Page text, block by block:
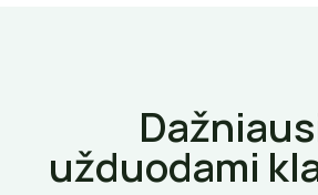
užduodami